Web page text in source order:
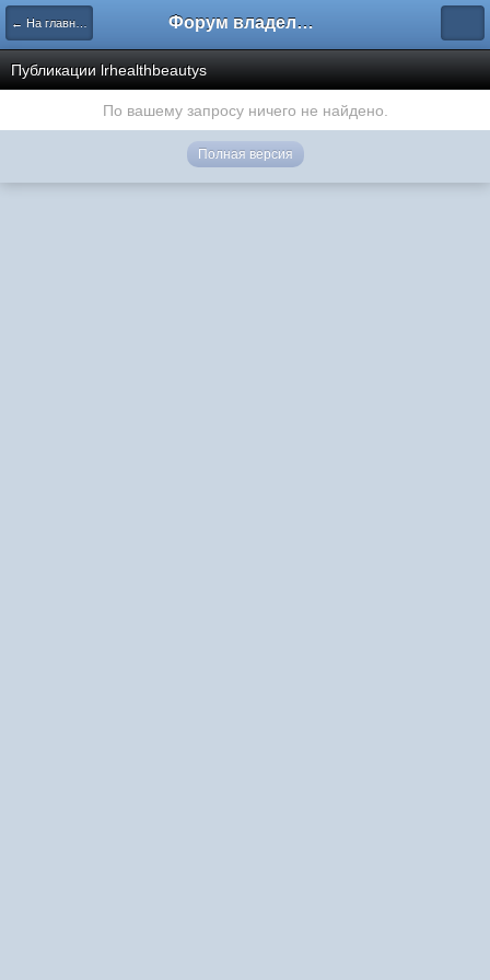
← На главную Форум владельцев интернет-магазинов
Публикации lrhealthbeautys
По вашему запросу ничего не найдено.
Полная версия